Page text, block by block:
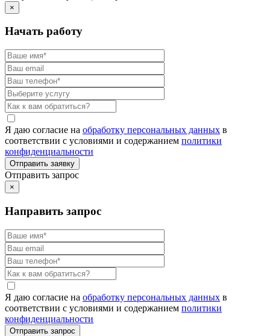
×
Начать работу
Я даю согласие на обработку персональных данных в
соответствии с условиями и содержанием политики
конфиденциальности
Отправить запрос
×
Направить запрос
Я даю согласие на обработку персональных данных в
соответствии с условиями и содержанием политики
конфиденциальности